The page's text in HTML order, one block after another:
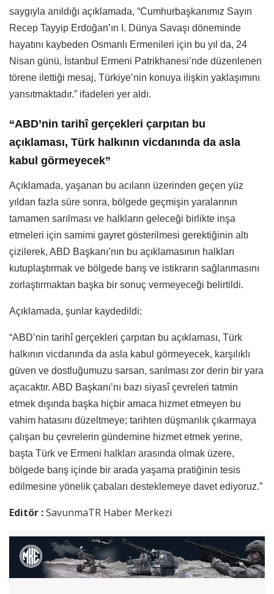
saygıyla anıldığı açıklamada, “Cumhurbaşkanımız Sayın
Recep Tayyip Erdoğan’ın I. Dünya Savaşı döneminde
hayatını kaybeden Osmanlı Ermenileri için bu yıl da, 24
Nisan günü, İstanbul Ermeni Patrikhanesi’nde düzenlenen
törene ilettiği mesaj, Türkiye’nin konuya ilişkin yaklaşımını
yansıtmaktadır.” ifadeleri yer aldı.
“ABD’nin tarihî gerçekleri çarpıtan bu
açıklaması, Türk halkının vicdanında da asla
kabul görmeyecek”
Açıklamada, yaşanan bu acıların üzerinden geçen yüz
yıldan fazla süre sonra, bölgede geçmişin yaralarının
tamamen sarılması ve halkların geleceği birlikte inşa
etmeleri için samimi gayret gösterilmesi gerektiğinin altı
çizilerek, ABD Başkanı’nın bu açıklamasının halkları
kutuplaştırmak ve bölgede barış ve istikrarın sağlanmasını
zorlaştırmaktan başka bir sonuç vermeyeceği belirtildi.
Açıklamada, şunlar kaydedildi:
“ABD’nin tarihî gerçekleri çarpıtan bu açıklaması, Türk
halkının vicdanında da asla kabul görmeyecek, karşılıklı
güven ve dostluğumuzu sarsan, sarılması zor derin bir yara
açacaktır. ABD Başkanı’nı bazı siyasî çevreleri tatmin
etmek dışında başka hiçbir amaca hizmet etmeyen bu
vahim hatasını düzeltmeye; tarihten düşmanlık çıkarmaya
çalışan bu çevrelerin gündemine hizmet etmek yerine,
başta Türk ve Ermeni halkları arasında olmak üzere,
bölgede barış içinde bir arada yaşama pratiğinin tesis
edilmesine yönelik çabaları desteklemeye davet ediyoruz.”
Editör :SavunmaTR Haber Merkezi